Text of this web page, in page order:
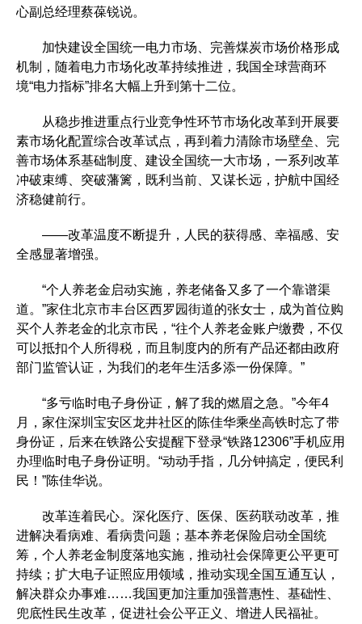
心副总经理蔡葆锐说。
加快建设全国统一电力市场、完善煤炭市场价格形成
机制，随着电力市场化改革持续推进，我国全球营商环
境“电力指标”排名大幅上升到第十二位。
从稳步推进重点行业竞争性环节市场化改革到开展要
素市场化配置综合改革试点，再到着力清除市场壁垒、完
善市场体系基础制度、建设全国统一大市场，一系列改革
冲破束缚、突破藩篱，既利当前、又谋长远，护航中国经
济稳健前行。
——改革温度不断提升，人民的获得感、幸福感、安
全感显著增强。
“个人养老金启动实施，养老储备又多了一个靠谱渠
道。”家住北京市丰台区西罗园街道的张女士，成为首位购
买个人养老金的北京市民，“往个人养老金账户缴费，不仅
可以抵扣个人所得税，而且制度内的所有产品还都由政府
部门监管认证，为我们的老年生活多添一份保障。”
“多亏临时电子身份证，解了我的燃眉之急。”今年4
月，家住深圳宝安区龙井社区的陈佳华乘坐高铁时忘了带
身份证，后来在铁路公安提醒下登录“铁路12306”手机应用
办理临时电子身份证明。“动动手指，几分钟搞定，便民利
民！”陈佳华说。
改革连着民心。深化医疗、医保、医药联动改革，推
进解决看病难、看病贵问题；基本养老保险启动全国统
筹，个人养老金制度落地实施，推动社会保障更公平更可
持续；扩大电子证照应用领域，推动实现全国互通互认，
解决群众办事难……我国更加注重加强普惠性、基础性、
兜底性民生改革，促进社会公平正义、增进人民福祉。